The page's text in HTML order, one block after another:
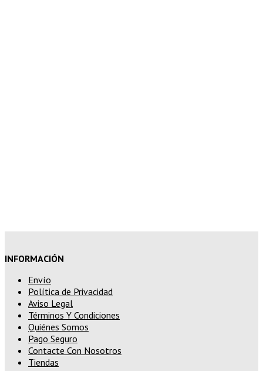
INFORMACIÓN
Envío
Política de Privacidad
Aviso Legal
Términos Y Condiciones
Quiénes Somos
Pago Seguro
Contacte Con Nosotros
Tiendas